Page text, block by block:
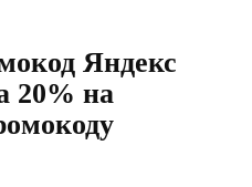
Яндекс
20% на